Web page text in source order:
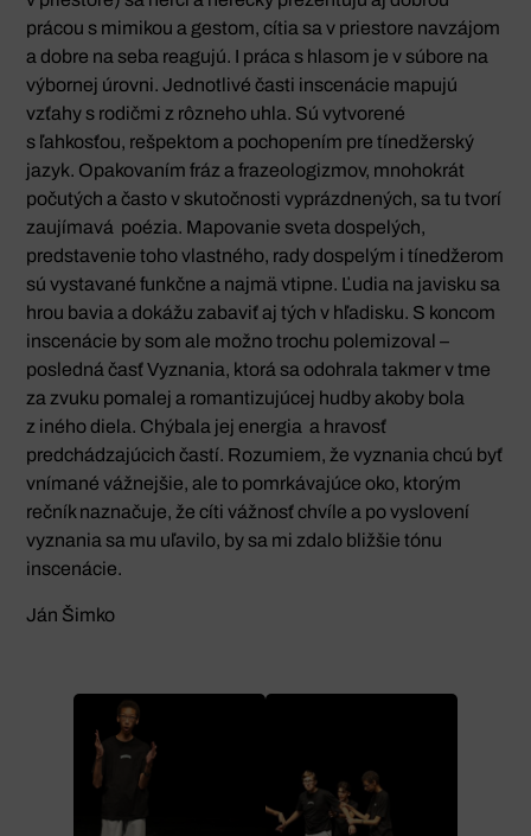
prácou s mimikou a gestom, cítia sa v priestore navzájom
a dobre na seba reagujú. I práca s hlasom je v súbore na
výbornej úrovni. Jednotlivé časti inscenácie mapujú
vzťahy s rodičmi z rôzneho uhla. Sú vytvorené
s ľahkosťou, rešpektom a pochopením pre tínedžerský
jazyk. Opakovaním fráz a frazeologizmov, mnohokrát
počutých a často v skutočnosti vyprázdnených, sa tu tvorí
zaujímavá poézia. Mapovanie sveta dospelých,
predstavenie toho vlastného, rady dospelým i tínedžerom
sú vystavané funkčne a najmä vtipne. Ľudia na javisku sa
hrou bavia a dokážu zabaviť aj tých v hľadisku. S koncom
inscenácie by som ale možno trochu polemizoval –
posledná časť Vyznania, ktorá sa odohrala takmer v tme
za zvuku pomalej a romantizujúcej hudby akoby bola
z iného diela. Chýbala jej energia a hravosť
predchádzajúcich častí. Rozumiem, že vyznania chcú byť
vnímané vážnejšie, ale to pomrkávajúce oko, ktorým
rečník naznačuje, že cíti vážnosť chvíle a po vyslovení
vyznania sa mu uľavilo, by sa mi zdalo bližšie tónu
inscenácie.
Ján Šimko